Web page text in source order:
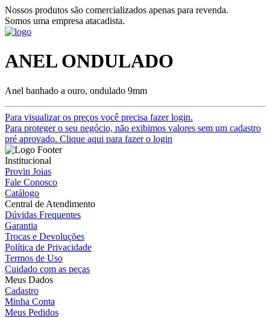
Nossos produtos são comercializados apenas para revenda.
Somos uma empresa atacadista.
ANEL ONDULADO
Anel banhado a ouro, ondulado 9mm
Para visualizar os preços você precisa fazer login.
Para proteger o seu negócio, não exibimos valores sem um cadastro
pré aprovado. Clique aqui para fazer o login
Institucional
Provin Joias
Fale Conosco
Catálogo
Central de Atendimento
Dúvidas Frequentes
Garantia
Trocas e Devoluções
Política de Privacidade
Termos de Uso
Cuidado com as peças
Meus Dados
Cadastro
Minha Conta
Meus Pedidos